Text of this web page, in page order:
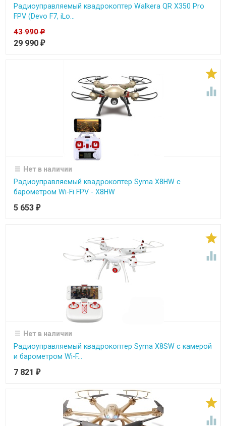
Радиоуправляемый квадрокоптер Walkera QR X350 Pro
FPV (Devo F7, iLo...
43 990₽
29 990 ₽


Нет в наличии
Радиоуправляемый квадрокоптер Syma X8HW с
барометром Wi-Fi FPV - X8HW
5 653 ₽


Нет в наличии
Радиоуправляемый квадрокоптер Syma X8SW с камерой
и барометром Wi-F...
7 821 ₽

